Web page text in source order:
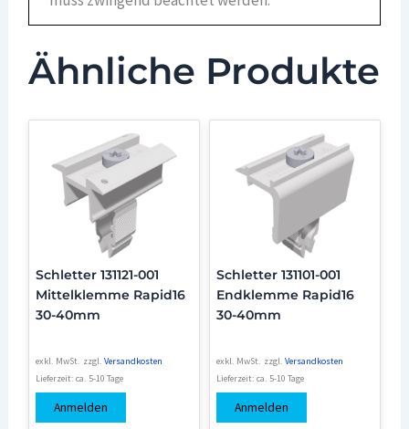
Ähnliche Produkte
Schletter 131121-001
Mittelklemme Rapid16
30-40mm
exkl. MwSt. zzgl.Versandkosten
Lieferzeit:ca. 5-10 Tage
Anmelden
Schletter 131101-001
Endklemme Rapid16
30-40mm
exkl. MwSt. zzgl. Versandkosten
Lieferzeit: ca. 5-10 Tage
Anmelden